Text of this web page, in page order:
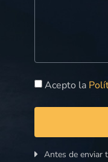
Acepto la
Antes de enviar